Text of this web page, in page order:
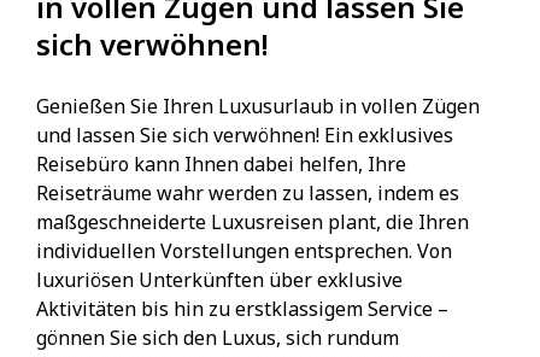
sich verwöhnen!
Genießen Sie Ihren Luxusurlaub in vollen Zügen
und lassen Sie sich verwöhnen! Ein exklusives
Reisebüro kann Ihnen dabei helfen, Ihre
Reiseträume wahr werden zu lassen, indem es
maßgeschneiderte Luxusreisen plant, die Ihren
individuellen Vorstellungen entsprechen. Von
luxuriösen Unterkünften über exklusive
Aktivitäten bis hin zu erstklassigem Service –
gönnen Sie sich den Luxus, sich rundum